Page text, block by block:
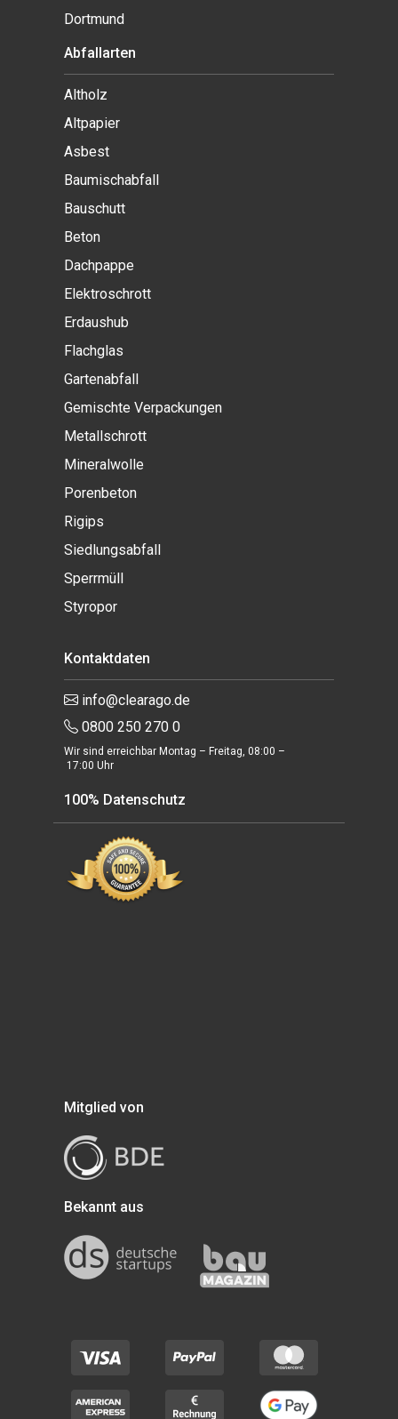
Dortmund
Abfallarten
Altholz
Altpapier
Asbest
Baumischabfall
Bauschutt
Beton
Dachpappe
Elektroschrott
Erdaushub
Flachglas
Gartenabfall
Gemischte Verpackungen
Metallschrott
Mineralwolle
Porenbeton
Rigips
Siedlungsabfall
Sperrmüll
Styropor
Kontaktdaten
info@clearago.de
0800 250 270 0
Wir sind erreichbar Montag – Freitag, 08:00 –
17:00 Uhr
100% Datenschutz
Mitglied von
Bekannt aus